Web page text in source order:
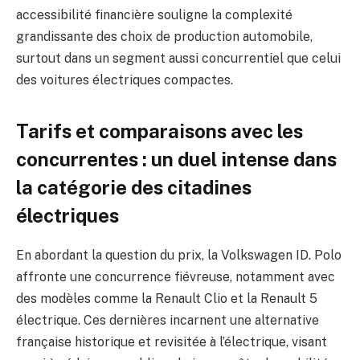
accessibilité financière souligne la complexité
grandissante des choix de production automobile,
surtout dans un segment aussi concurrentiel que celui
des voitures électriques compactes.
Tarifs et comparaisons avec les
concurrentes : un duel intense dans
la catégorie des citadines
électriques
En abordant la question du prix, la Volkswagen ID. Polo
affronte une concurrence fiévreuse, notamment avec
des modèles comme la Renault Clio et la Renault 5
électrique. Ces dernières incarnent une alternative
française historique et revisitée à l’électrique, visant